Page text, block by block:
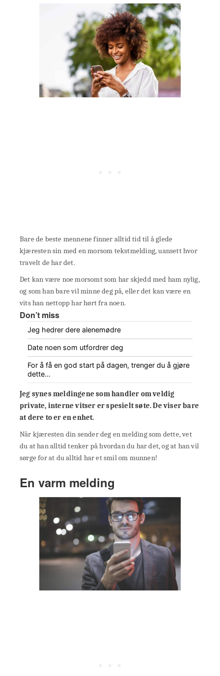
Bare de beste mennene finner alltid tid til å glede
kjæresten sin med en morsom tekstmelding, uansett hvor
travelt de har det.
Det kan være noe morsomt som har skjedd med ham nylig,
og som han bare vil minne deg på, eller det kan være en
vits han nettopp har hørt fra noen.
Don’t miss
Jeg hedrer dere alenemødre
Date noen som utfordrer deg
For å få en god start på dagen, trenger du å gjøre
dette…
Jeg synes meldingene som handler om veldig
private, interne vitser er spesielt søte. De viser bare
at dere to er en enhet.
Når kjæresten din sender deg en melding som dette, vet
du at han alltid tenker på hvordan du har det, og at han vil
sørge for at du alltid har et smil om munnen!
En varm melding